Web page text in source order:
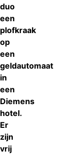
duo
een
plofkraak
op
een
geldautomaat
in
een
Diemens
hotel.
Er
zijn
vrij